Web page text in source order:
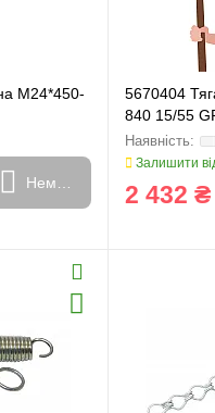
Генератори
M24*450-
Немає в наявності
5670404
840 15/55
Залишити
2 432 ₴